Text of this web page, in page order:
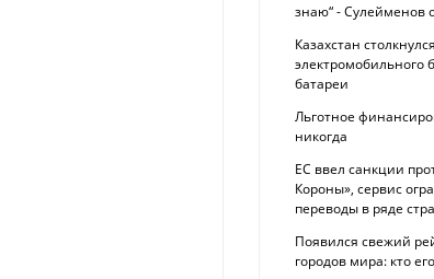
знаю“ - Сулейменов
Казахстан
электромобильного
батареи
Льготное
никогда
ЕС ввел санкции
Короны», сервис
переводы в ряде
Появился свежий
городов мира: кто